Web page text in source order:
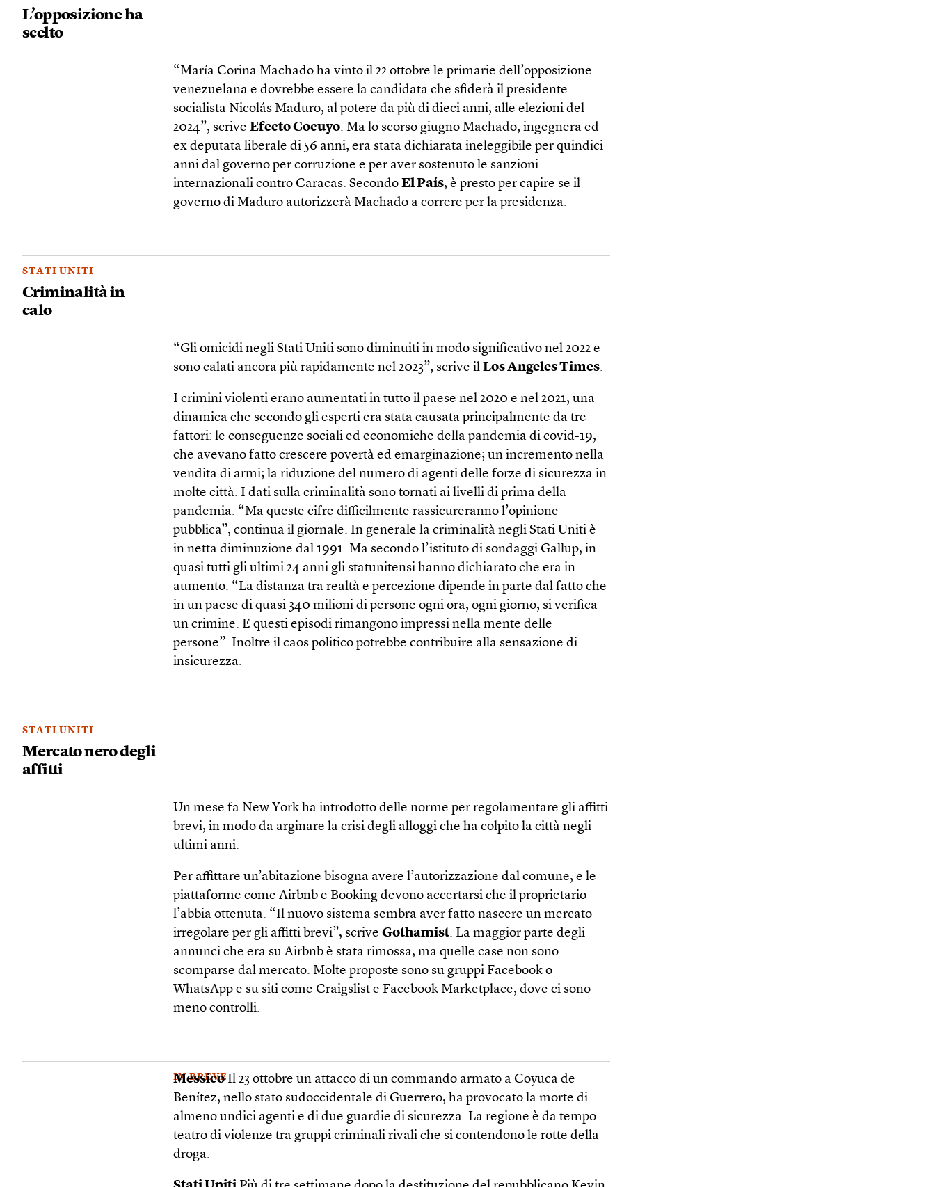
L’opposizione ha
scelto
“María Corina Machado ha vinto il 22 ottobre le primarie dell’opposizione
venezuelana e dovrebbe essere la candidata che sfiderà il presidente
socialista Nicolás Maduro, al potere da più di dieci anni, alle elezioni del
2024”, scriveEfecto Cocuyo. Ma lo scorso giugno Machado, ingegnera ed
ex deputata liberale di 56 anni, era stata dichiarata ineleggibile per quindici
anni dal governo per corruzione e per aver sostenuto le sanzioni
internazionali contro Caracas. SecondoEl País, è presto per capire se il
governo di Maduro autorizzerà Machado a correre per la presidenza.
STATI UNITI
Criminalità in
calo
“Gli omicidi negli Stati Uniti sono diminuiti in modo significativo nel 2022 e
sono calati ancora più rapidamente nel 2023”, scrive ilLos Angeles Times.
I crimini violenti erano aumentati in tutto il paese nel 2020 e nel 2021, una
dinamica che secondo gli esperti era stata causata principalmente da tre
fattori: le conseguenze sociali ed economiche della pandemia di covid-19,
che avevano fatto crescere povertà ed emarginazione; un incremento nella
vendita di armi; la riduzione del numero di agenti delle forze di sicurezza in
molte città. I dati sulla criminalità sono tornati ai livelli di prima della
pandemia. “Ma queste cifre difficilmente rassicureranno l’opinione
pubblica”, continua il giornale. In generale la criminalità negli Stati Uniti è
in netta diminuzione dal 1991. Ma secondo l’istituto di sondaggi Gallup, in
quasi tutti gli ultimi 24 anni gli statunitensi hanno dichiarato che era in
aumento. “La distanza tra realtà e percezione dipende in parte dal fatto che
in un paese di quasi 340 milioni di persone ogni ora, ogni giorno, si verifica
un crimine. E questi episodi rimangono impressi nella mente delle
persone”. Inoltre il caos politico potrebbe contribuire alla sensazione di
insicurezza.
STATI UNITI
Mercato nero degli
affitti
Un mese fa New York ha introdotto delle norme per regolamentare gli affitti
brevi, in modo da arginare la crisi degli alloggi che ha colpito la città negli
ultimi anni.
Per affittare un’abitazione bisogna avere l’autorizzazione dal comune, e le
piattaforme come Airbnb e Booking devono accertarsi che il proprietario
l’abbia ottenuta. “Il nuovo sistema sembra aver fatto nascere un mercato
irregolare per gli affitti brevi”, scriveGothamist. La maggior parte degli
annunci che era su Airbnb è stata rimossa, ma quelle case non sono
scomparse dal mercato. Molte proposte sono su gruppi Face­book o
WhatsApp e su siti come Craigslist e Facebook Marketplace, dove ci sono
meno controlli.
IN BREVE
MessicoIl 23 ottobre un attacco di un commando armato a Coyuca de
Benítez, nello stato sudoccidentale di Guerrero, ha provocato la morte di
almeno undici agenti e di due guardie di sicurezza. La regione è da tempo
teatro di violenze tra gruppi criminali rivali che si contendono le rotte della
droga.